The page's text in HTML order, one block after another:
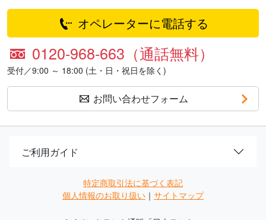
オペレーターに電話する
0120-968-663（通話無料）
受付／9:00 ～ 18:00 (土・日・祝日を除く)
お問い合わせフォーム
ご利用ガイド
特定商取引法に基づく表記
個人情報のお取り扱い ｜ サイトマップ